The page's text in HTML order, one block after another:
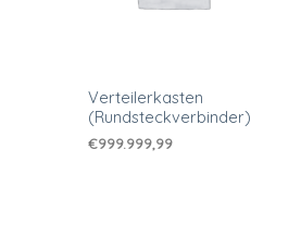
Verteilerkasten
(Rundsteckverbinder)
€999.999,99